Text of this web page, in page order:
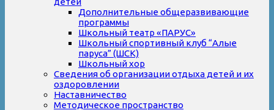
Дополнительные общеразвивающие
программы
Школьный театр «ПАРУС»
Школьный спортивный клуб “Алые
паруса” (ШСК)
Школьный хор
Сведения об организации отдыха детей и их
оздоровлении
Наставничество
Методическое пространство